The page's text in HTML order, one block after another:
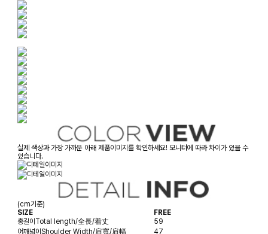
실제 색상과 가장 가까운 아래 제품이미지를 확인하세요! 모니터에 따라 차이가 있을 수
있습니다.
(cm기준)
SIZE
FREE
총길이Total length/全長/着丈
59
어깨넓이Shoulder Width/肩寬/肩幅
47